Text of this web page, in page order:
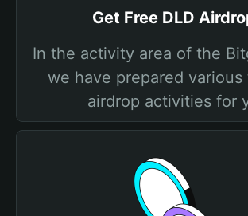
Get Free DLD
In the activity area of the
we have prepared
airdrop activities for